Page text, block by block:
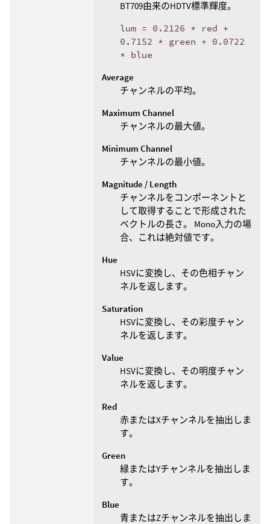
BT709由来のHDTV標準輝度。
lum = 0.2126 * red +
0.7152 * green + 0.0722
* blue
Average
チャンネルの平均。
Maximum Channel
チャンネルの最大値。
Minimum Channel
チャンネルの最小値。
Magnitude / Length
チャンネルをコンポーネントと
して取得することで形成された
ベクトルの長さ。 Mono入力の場
合、これは絶対値です。
Hue
HSVに変換し、その色相チャン
ネルを返します。
Saturation
HSVに変換し、その彩度チャン
ネルを返します。
Value
HSVに変換し、その明度チャン
ネルを返します。
Red
赤またはXチャンネルを抽出しま
す。
Green
緑またはYチャンネルを抽出しま
す。
Blue
青またはZチャンネルを抽出しま